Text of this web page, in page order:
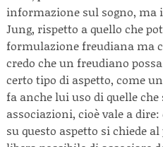
informazione sul sogno, ma
Jung, rispetto a quello che
formulazione freudiana ma
credo che un freudiano
certo tipo di aspetto, come
fa anche lui uso di quelle
associazioni, cioè vale a dire:
su questo aspetto si chiede